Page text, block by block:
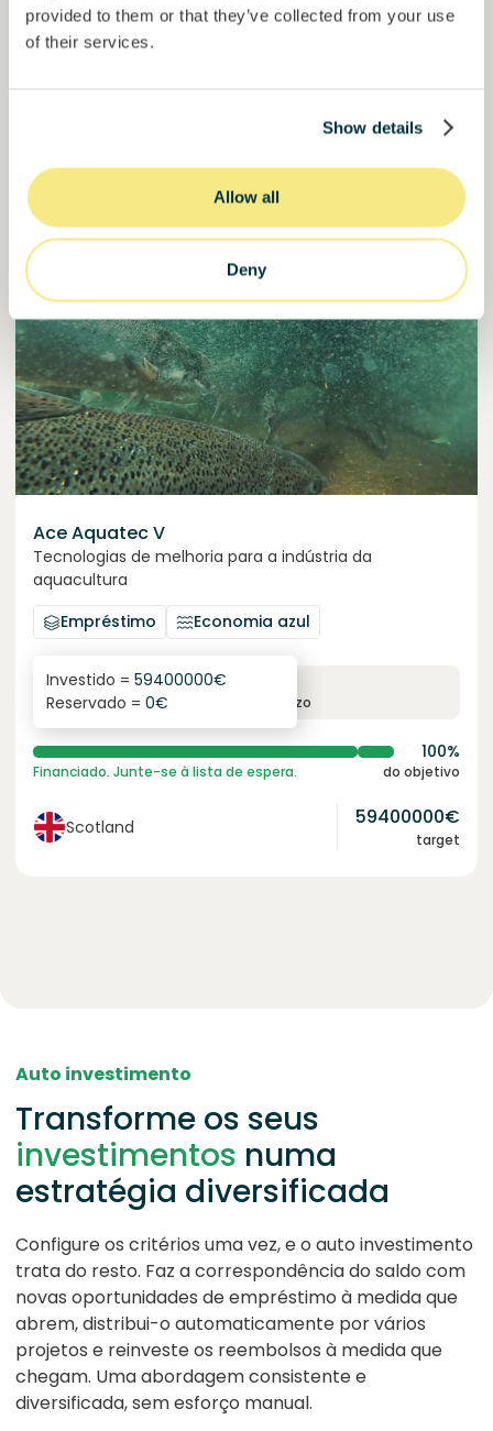
provided to them or that they’ve collected from your use
of their services.
Show details
Allow all
Deny
6.1%
Investido = 18095989
do objetivo
30000000€
Financiado
Ace Aquatec V
Tecnologias de melhoria para a indústria da
aquacultura
Empréstimo
Economia azul
8.4%
juro anual prazo
Investido = 59400000€
Reservado = 0€
100%
Financiado. Junte-se à lista de espera. do objetivo
Scotland 59400000€
target
Auto investimento
Transforme os seus
investimentos numa
estratégia diversificada
Configure os critérios uma vez, e o auto investimento
trata do resto. Faz a correspondência do saldo com
novas oportunidades de empréstimo à medida que
abrem, distribui-o automaticamente por vários
projetos e reinveste os reembolsos à medida que
chegam. Uma abordagem consistente e
diversificada, sem esforço manual.